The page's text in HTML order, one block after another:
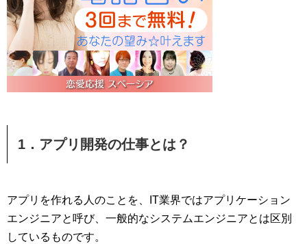
1．アプリ開発の仕事とは？
アプリを作れる人のことを、IT業界ではアプリケーション
エンジニアと呼び、一般的なシステムエンジニアとは区別
しているものです。